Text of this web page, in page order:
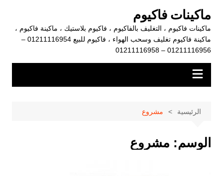
المحتوى
ماكينات فاكيوم
ماكينات فاكيوم ، التغليف بالفاكيوم ، فاكيوم بلاستيك ، ماكينة فاكيوم ،
ماكينة فاكيوم تغليف وسحب الهواء ، فاكيوم للبيع 01211116954 –
01211116956 – 01211116958
الرئيسية مشروع
الوسم: مشروع